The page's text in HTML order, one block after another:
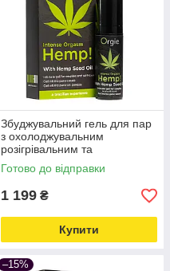
Збуджувальний гель для пар
з охолоджувальним
розігрівальним та
вібрувальним ефектами
Orgie Hemp! Intense Orgasm
Готово до відправки
1 199 ₴
Купити
–15%